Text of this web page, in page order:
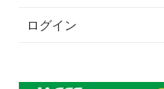
ログイン